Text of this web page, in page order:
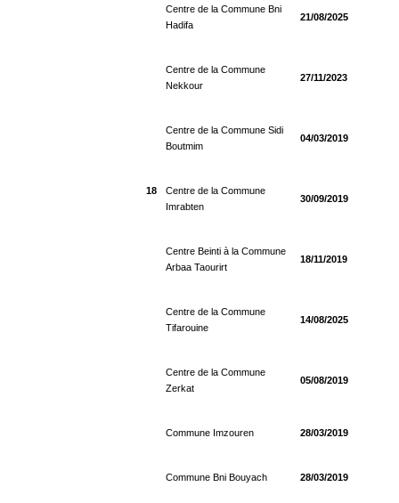
18
Centre de la Commune Bni
Hadifa
21/08/2025
Centre de la Commune
Nekkour
27/11/2023
Centre de la Commune Sidi
Boutmim
04/03/2019
Centre de la Commune
Imrabten
30/09/2019
Centre Beinti à la Commune
Arbaa Taourirt
18/11/2019
Centre de la Commune
Tifarouine
14/08/2025
Centre de la Commune
Zerkat
05/08/2019
Commune Imzouren 28/03/2019
Commune Bni Bouyach 28/03/2019